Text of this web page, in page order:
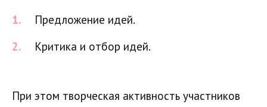
Предложение идей.
Критика и отбор идей.
При этом творческая активность участников